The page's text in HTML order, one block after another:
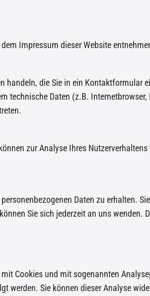
Impressum dieser Website
handeln, die Sie in ein Kontaktformular
technische Daten (z.B. Internetbrowser,
zur Analyse Ihres Nutzerverhaltens
Daten zu erhalten.
Sie sich jederzeit an uns wenden.
Cookies und mit sogenannten
werden. Sie können dieser Analyse